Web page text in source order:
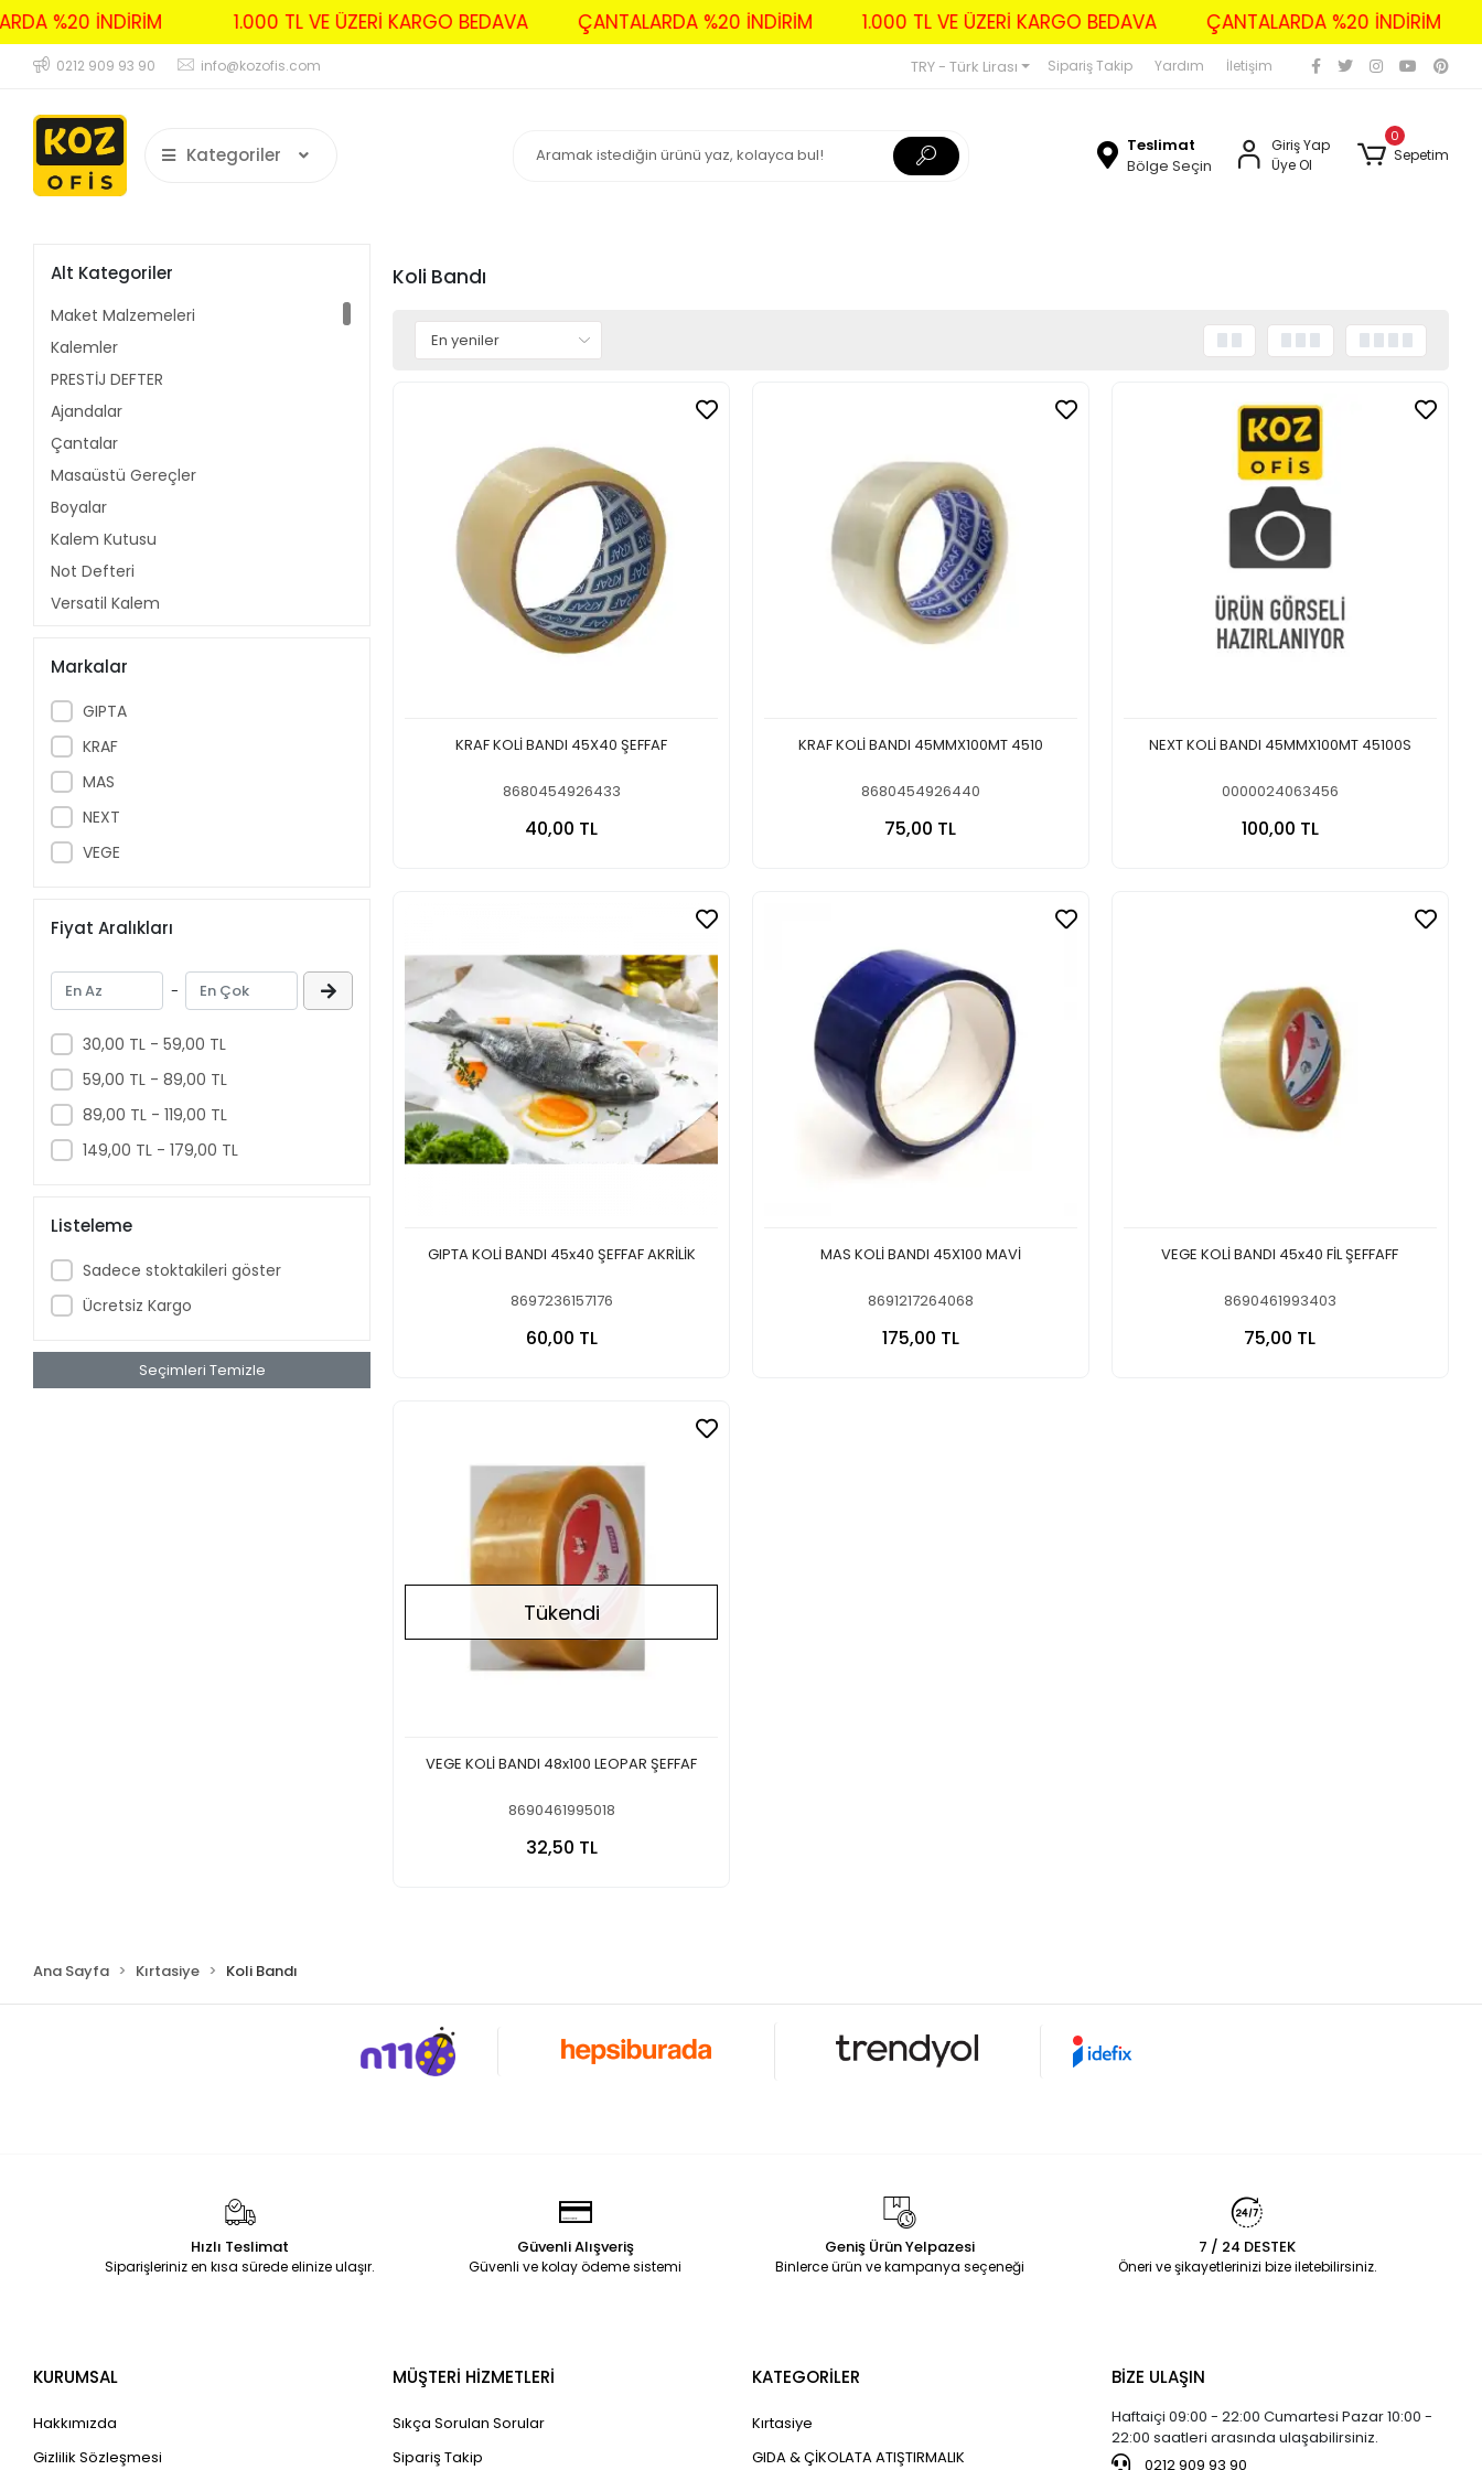
%20 İNDİRİM 1.000 TL VE ÜZERİ KARGO BEDAVA ÇANTALARDA %20 İNDİRİM 1.000 TL VE ÜZERİ KARGO BEDAVA ÇANTALARDA %20 İNDİRİM
0212 909 93 90 info@kozofis.com TRY - Türk Lirası Sipariş Takip Yardım İletişim
Kategoriler
Teslimat
Bölge Seçin
Giriş Yap
Üye Ol
0
Sepetim
Alt Kategoriler
Maket Malzemeleri
Kalemler
PRESTİJ DEFTER
Ajandalar
Çantalar
Masaüstü Gereçler
Boyalar
Kalem Kutusu
Not Defteri
Versatil Kalem
Kartonlar
Süsler
KUMBARA
Hobi
Defterler
Okul Çantası
Sıvı Yapıştırıcı
ÇELİK LUNCH BOX
Zarflar
Okul Defterleri
Fosforlu Kalem
SKETCH BOOK
Hediye Kutuları
Pano ve Tahtalar
Dolma Kalem
Hobi Ürünleri
Boya Fırçaları
SİLGİ
Dolmakalem Mürekkebi
Kinetik Kum
Kurşun Kalem
Markalar
GIPTA
KRAF
MAS
NEXT
VEGE
Fiyat Aralıkları
-
30,00 TL - 59,00 TL
59,00 TL - 89,00 TL
89,00 TL - 119,00 TL
149,00 TL - 179,00 TL
Listeleme
Sadece stoktakileri göster
Ücretsiz Kargo
Seçimleri Temizle
Koli Bandı
KRAF KOLİ BANDI 45X40 ŞEFFAF
8680454926433
40,00 TL
KRAF KOLİ BANDI 45MMX100MT 4510
8680454926440
75,00 TL
NEXT KOLİ BANDI 45MMX100MT 45100S
0000024063456
100,00 TL
GIPTA KOLİ BANDI 45x40 ŞEFFAF AKRİLİK
8697236157176
60,00 TL
MAS KOLİ BANDI 45X100 MAVİ
8691217264068
175,00 TL
VEGE KOLİ BANDI 45x40 FİL ŞEFFAFF
8690461993403
75,00 TL
Tükendi
VEGE KOLİ BANDI 48x100 LEOPAR ŞEFFAF
8690461995018
32,50 TL
Ana Sayfa Kırtasiye Koli Bandı
Hızlı Teslimat
Siparişleriniz en kısa sürede elinize ulaşır.
Güvenli Alışveriş
Güvenli ve kolay ödeme sistemi
Geniş Ürün Yelpazesi
Binlerce ürün ve kampanya seçeneği
7 / 24 DESTEK
Öneri ve şikayetlerinizi bize iletebilirsiniz.
KURUMSAL
Hakkımızda
Gizlilik Sözleşmesi
MÜŞTERİ HİZMETLERİ
Sıkça Sorulan Sorular
Sipariş Takip
KATEGORİLER
Kırtasiye
GIDA & ÇİKOLATA ATIŞTIRMALIK
BİZE ULAŞIN
Haftaiçi 09:00 - 22:00 Cumartesi Pazar 10:00 -
22:00 saatleri arasında ulaşabilirsiniz.
0212 909 93 90